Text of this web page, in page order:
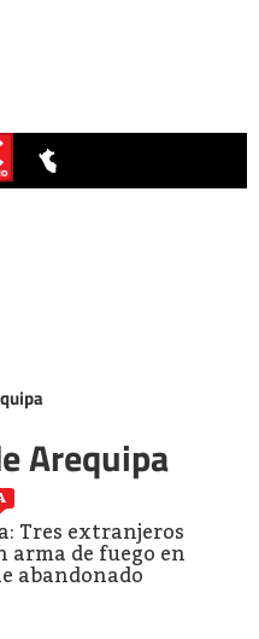
Arequipa
Tres extranjeros
arma de fuego en
abandonado